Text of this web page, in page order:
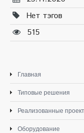
Нет тэгов
515
Главная
Типовые решения
Реализованные
Оборудование